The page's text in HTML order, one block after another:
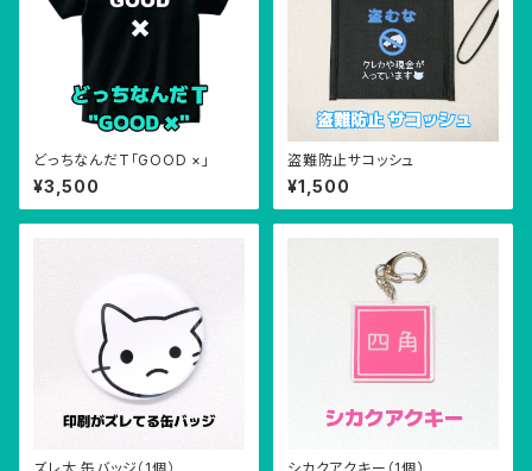
どっちなんだT「GOOD ×」
¥3,500
盗難防止サコッシュ
¥1,500